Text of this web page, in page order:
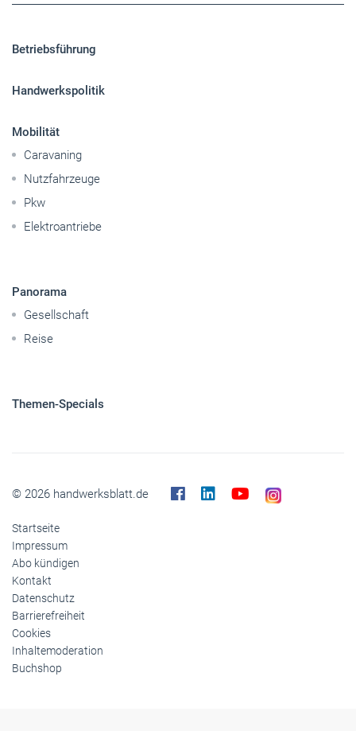
Betriebsführung
Handwerkspolitik
Mobilität
Caravaning
Nutzfahrzeuge
Pkw
Elektroantriebe
Panorama
Gesellschaft
Reise
Themen-Specials
© 2026 handwerksblatt.de
Startseite
Impressum
Abo kündigen
Kontakt
Datenschutz
Barrierefreiheit
Cookies
Inhaltemoderation
Buchshop